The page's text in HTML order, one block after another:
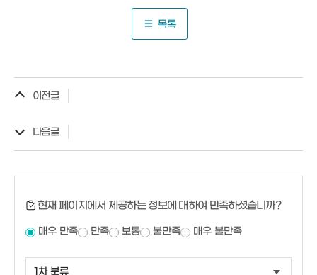
목록
이전글
다음글
현재 페이지에서 제공하는 정보에 대하여 만족하셨습니까?
매우 만족 만족 보통 불만족 매우 불만족